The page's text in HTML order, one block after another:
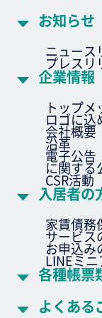
お知らせ
ニュース
プレスリ
企業情報
トップ
ロゴに込
会社概要
沿革
電子公告
に関する
CSR活動
入居者の
家賃債務
サービス
お申込み
LINEミニ
各種帳票
よくある